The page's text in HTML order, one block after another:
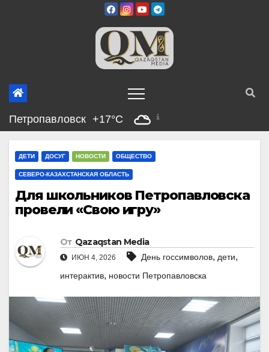
Петропавловск +17°C
ДЕТИ ДОСУГ НОВОСТИ ОБЩЕСТВО
СЕВЕРО-КАЗАХСТАНСКАЯ ОБЛАСТЬ
Для школьников Петропавловска
провели «Свою игру»
От Qazaqstan Media
ИЮН 4, 2026 День госсимволов, дети,
интерактив, новости Петропавловска